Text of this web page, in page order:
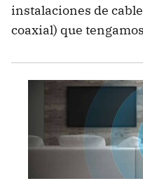
instalaciones de
coaxial) que